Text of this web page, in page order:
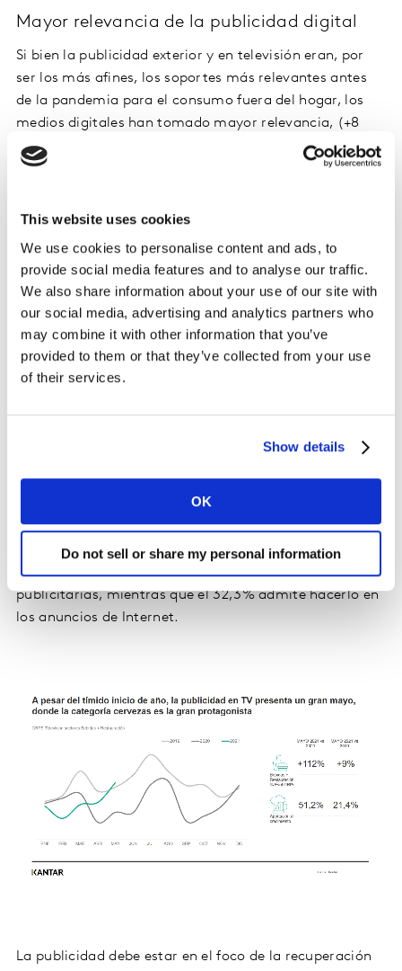
This website uses cookies
We use cookies to personalise content and ads, to
provide social media features and to analyse our traffic.
We also share information about your use of our site with
our social media, advertising and analytics partners who
may combine it with other information that you’ve
provided to them or that they’ve collected from your use
of their services.
Show details
OK
Do not sell or share my personal information
Mayor relevancia de la publicidad digital
Si bien la publicidad exterior y en televisión eran, por
ser los más afines, los soportes más relevantes antes
de la pandemia para el consumo fuera del hogar, los
medios digitales han tomado mayor relevancia, (+8
puntos de cuota este Q1 2021 vs 2019).
tímido inicio de año, ha registrado buenos resultados
ha sido la gran protagonista. En concreto, ha
presentado un crecimiento en la evolución de GRPs*
(Gross Rating Points, por sus siglas en inglés) del 112%
con respecto a 2020, donde la cerveza ha aportado un
51,2% a ese aumento. En cuanto al porcentaje de
incremento con respecto a mayo del 2019, este ha sido
las categorías que ha aprovechado mejor la buena
Por otro la publicidad exterior debe seguir siendo un
medio clave en nuestro país por el awareness o
conciencia que genera en la población. De hecho, el
40% de españoles afirma fijarse en pósters y vallas
publicitarias, mientras que el 32,3% admite hacerlo en
los anuncios de Internet.
La publicidad debe estar en el foco de la recuperación